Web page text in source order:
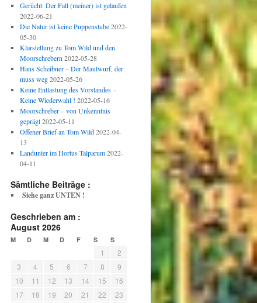
Gerücht: Der Fall (meiner) ist gelaufen
2022-06-21
Die Natur ist keine Puppenstube 2022-
05-30
Klarstellung zu Tom Wild und den
Moorschrebern 2022-05-28
Hans Scheibner – Der Maulwurf, der
muss weg 2022-05-26
Keine Entlastung des Vorstandes –
Keine Wiederwahl ! 2022-05-16
Moorschreber – von Unkenntnis
geprägt 2022-05-11
Offener Brief an Tom Wild 2022-04-
13
Landunter im Hortus Talparum 2022-
04-11
Sämtliche Beiträge :
Siehe ganz UNTEN !
Geschrieben am :
August 2026
M D M D F S S
1
2
3
4 5 6 7 8
9
10
11 12 13 14 15
16
17
18 19 20 21 22
23